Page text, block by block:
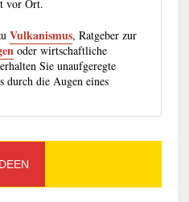
vor Ort.
Vulkanismus, Ratgeber zur
oder wirtschaftliche
Sie unaufgeregte
durch die Augen eines